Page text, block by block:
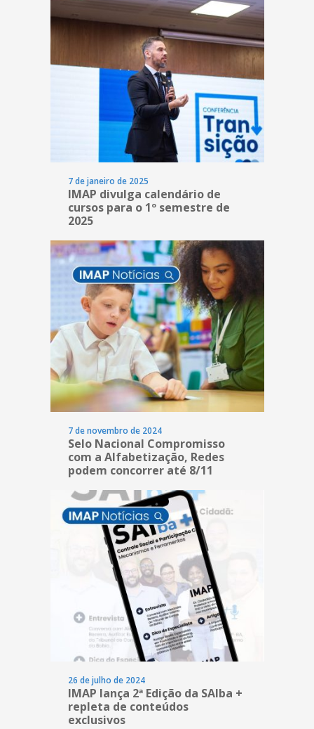
7 de janeiro de 2025
IMAP divulga calendário de
cursos para o 1º semestre de
2025
7 de novembro de 2024
Selo Nacional Compromisso
com a Alfabetização, Redes
podem concorrer até 8/11
26 de julho de 2024
IMAP lança 2ª Edição da SAIba +
repleta de conteúdos
exclusivos